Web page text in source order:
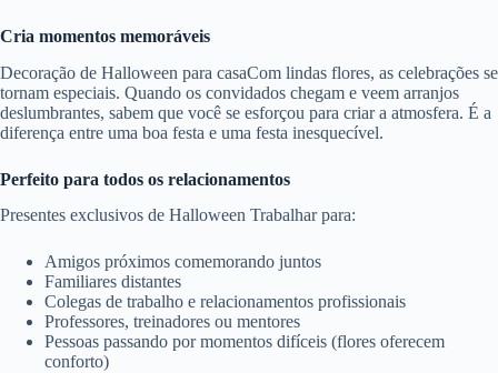
Cria momentos memoráveis
Decoração de Halloween para casaCom lindas flores, as celebrações se
tornam especiais. Quando os convidados chegam e veem arranjos
deslumbrantes, sabem que você se esforçou para criar a atmosfera. É a
diferença entre uma boa festa e uma festa inesquecível.
Perfeito para todos os relacionamentos
Presentes exclusivos de Halloween Trabalhar para:
Amigos próximos comemorando juntos
Familiares distantes
Colegas de trabalho e relacionamentos profissionais
Professores, treinadores ou mentores
Pessoas passando por momentos difíceis (flores oferecem
conforto)